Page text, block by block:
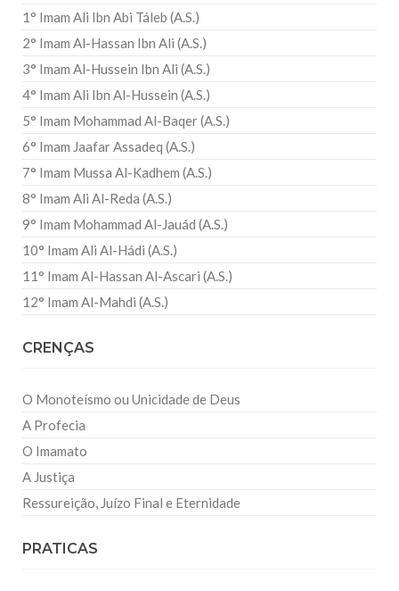
1° Imam Ali Ibn Abi Táleb (A.S.)
2° Imam Al-Hassan Ibn Ali (A.S.)
3° Imam Al-Hussein Ibn Ali (A.S.)
4° Imam Ali Ibn Al-Hussein (A.S.)
5° Imam Mohammad Al-Baqer (A.S.)
6° Imam Jaafar Assadeq (A.S.)
7° Imam Mussa Al-Kadhem (A.S.)
8° Imam Ali Al-Reda (A.S.)
9° Imam Mohammad Al-Jauád (A.S.)
10° Imam Ali Al-Hádi (A.S.)
11° Imam Al-Hassan Al-Ascari (A.S.)
12° Imam Al-Mahdi (A.S.)
CRENÇAS
O Monoteísmo ou Unicidade de Deus
A Profecia
O Imamato
A Justiça
Ressureição, Juízo Final e Eternidade
PRATICAS